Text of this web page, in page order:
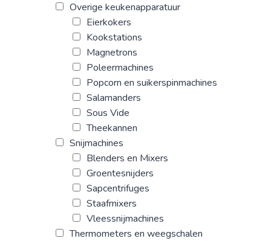
Overige keukenapparatuur
Eierkokers
Kookstations
Magnetrons
Poleermachines
Popcorn en suikerspinmachines
Salamanders
Sous Vide
Theekannen
Snijmachines
Blenders en Mixers
Groentesnijders
Sapcentrifuges
Staafmixers
Vleessnijmachines
Thermometers en weegschalen